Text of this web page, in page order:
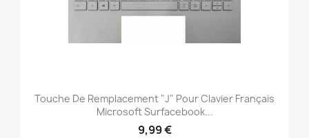
Touche De Remplacement "J" Pour Clavier Français
Microsoft Surfacebook...
9,99 €